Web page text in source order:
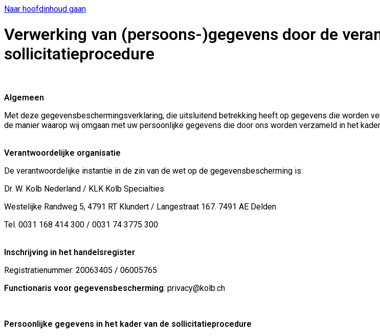
Naar hoofdinhoud gaan
Verwerking van (persoons-)gegevens door de
sollicitatieprocedure
Algemeen
Met deze gegevensbeschermingsverklaring, die uitsluitend betrekking heeft op gegevens die worden
de manier waarop wij omgaan met uw persoonlijke gegevens die door ons worden verzameld in het
Verantwoordelijke organisatie
De verantwoordelijke instantie in de zin van de wet op de gegevensbescherming is:
Dr. W. Kolb Nederland / KLK Kolb Specialties
Westelijke Randweg 5, 4791 RT Klundert / Langestraat 167. 7491 AE Delden
Tel. 0031 168 414 300 / 0031 74 3775 300
Inschrijving in het handelsregister
Registratienummer: 20063405 / 06005765
Functionaris voor gegevensbescherming: privacy@kolb.ch
Persoonlijke gegevens in het kader van de sollicitatieprocedure